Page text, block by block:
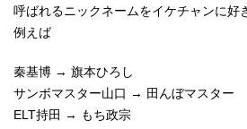
呼ばれるニックネームをイケチャンに好
例えば
秦基博 → 旗本ひろし
サンボマスター山口 → 田んぼマスター
ELT持田 → もち政宗